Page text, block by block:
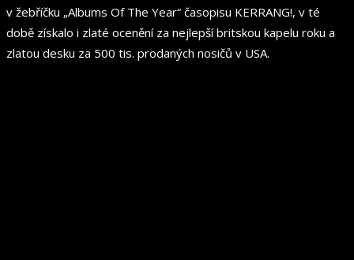
v žebříčku „Albums Of The Year“ časopisu KERRANG!, v té
době získalo i zlaté ocenění za nejlepší britskou kapelu roku a
zlatou desku za 500 tis. prodaných nosičů v USA.